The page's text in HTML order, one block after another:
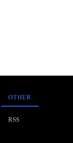
OTHER
RSS